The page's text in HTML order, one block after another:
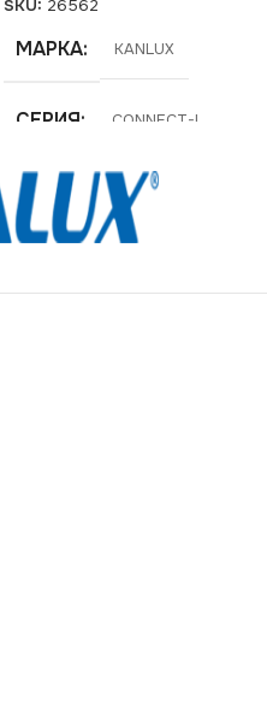
SKU: 26562
МАРКА KANLUX
СЕРИЯ CONNECT-L